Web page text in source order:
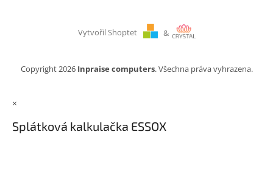
Vytvořil Shoptet &
Copyright 2026 Inpraise computers. Všechna práva vyhrazena.
×
Splátková kalkulačka ESSOX